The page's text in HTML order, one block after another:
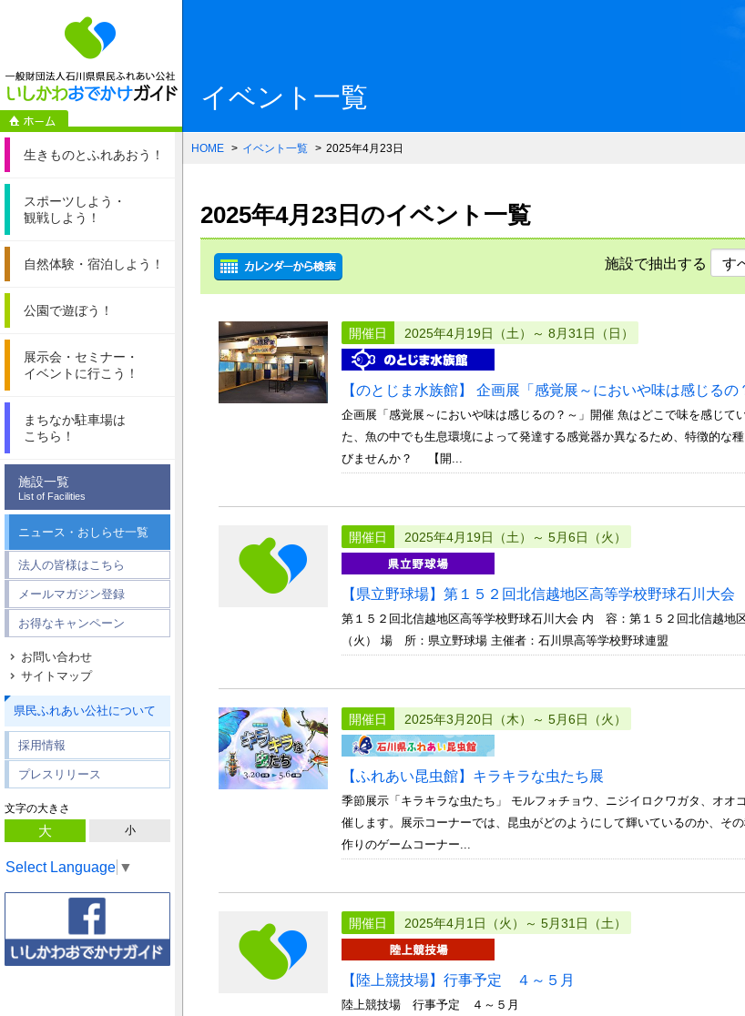
一般財団法人石川県県民ふれあい公社
生きものとふれあおう！
スポーツしよう・
観戦しよう！
自然体験・ 宿泊しよう！
公園で遊ぼう！
展示会・セミナー・
イベントに行こう！
まちなか駐車場は
こちら！
施設一覧
List of Facilities
ニュース・おしらせ一覧
法人の皆様はこちら
メールマガジン登録
お得なキャンペーン
お問い合わせ
サイトマップ
県民ふれあい公社について
採用情報
プレスリリース
文字の大きさ
大 小
Select Language ▼
イベント一覧
HOME イベント一覧 2025年4月23日
2025年4月23日のイベント一覧
施設で抽出する
開催日 2025年4月19日（土）～ 8月31日（日）
【のとじま水族館】 企画展「感覚展～においや味は感じるの
企画展「感覚展～においや味は感じるの？～」開催 魚はどこで味を感じて
た、魚の中でも生息環境によって発達する感覚器か異なるため、特徴的な
びませんか？ 【開...
開催日 2025年4月19日（土）～ 5月6日（火）
【県立野球場】第１５２回北信越地区高等学校野球石川大会
第１５２回北信越地区高等学校野球石川大会 内 容：第１５２回北信越地
（火） 場 所：県立野球場 主催者：石川県高等学校野球連盟
開催日 2025年3月20日（木）～ 5月6日（火）
【ふれあい昆虫館】キラキラな虫たち展
季節展示「キラキラな虫たち」 モルフォチョウ、ニジイロクワガタ、オ
催します。展示コーナーでは、昆虫がどのようにして輝いているのか、そ
作りのゲームコーナー...
開催日 2025年4月1日（火）～ 5月31日（土）
【陸上競技場】行事予定 ４～５月
陸上競技場 行事予定 ４～５月